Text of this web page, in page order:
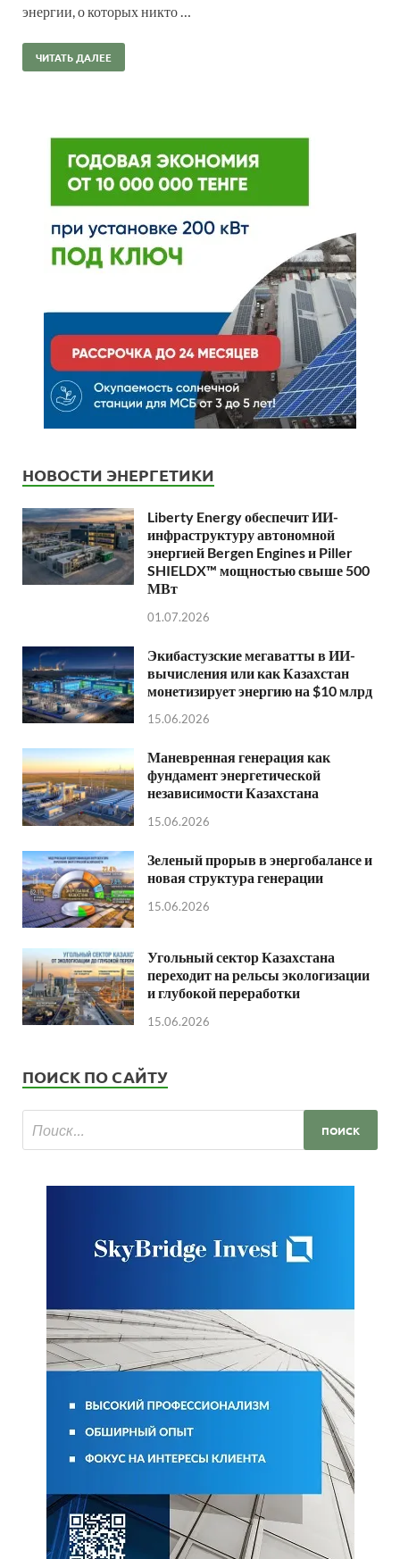
энергии, о которых никто …
ЧИТАТЬ ДАЛЕЕ
НОВОСТИ ЭНЕРГЕТИКИ
Liberty Energy обеспечит ИИ-
инфраструктуру автономной
энергией Bergen Engines и Piller
SHIELDX™ мощностью свыше 500
МВт
01.07.2026
Экибастузские мегаватты в ИИ-
вычисления или как Казахстан
монетизирует энергию на $10 млрд
15.06.2026
Маневренная генерация как
фундамент энергетической
независимости Казахстана
15.06.2026
Зеленый прорыв в энергобалансе и
новая структура генерации
15.06.2026
Угольный сектор Казахстана
переходит на рельсы экологизации
и глубокой переработки
15.06.2026
ПОИСК ПО САЙТУ